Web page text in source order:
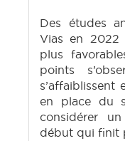
Des études
Vias en 2022
plus
points
s’affaiblissent
en place du
considérer
début qui finit